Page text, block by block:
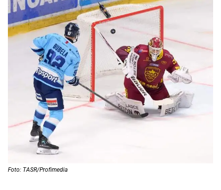
Foto: TASR/Profimedia